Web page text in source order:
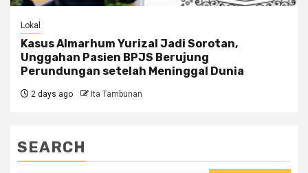
Lokal
Kasus Almarhum Yurizal Jadi Sorotan,
Unggahan Pasien BPJS Berujung
Perundungan setelah Meninggal Dunia
2 days ago Ita Tambunan
SEARCH